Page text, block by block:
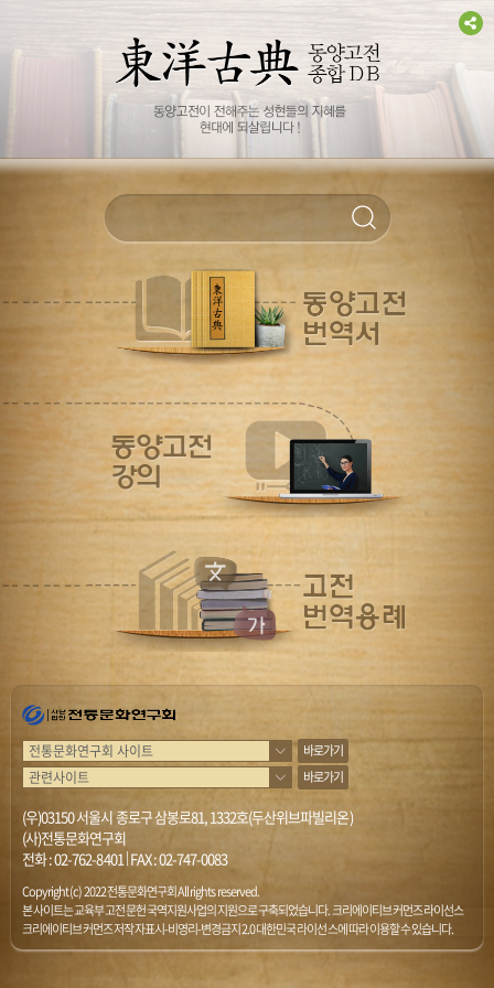
바로가기
바로가기
(우)03150 서울시 종로구 삼봉로81, 1332호(두산위브파빌리온)
(사)전통문화연구회
전화 :02-762-8401|FAX : 02-747-0083
Copyright (c) 2022 전통문화연구회 All rights reserved.
본 사이트는 교육부 고전문헌 국역지원사업의 지원으로 구축되었습니다. 크리에이티브 커먼즈 라이선스
크리에이티브 커먼즈 저작자표시-비영리-변경금지 2.0 대한민국 라이선스에 따라 이용할 수 있습니다.